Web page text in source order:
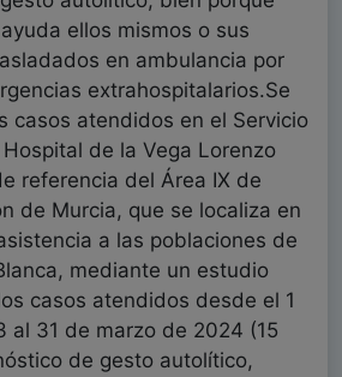
ellos mismos o sus
en ambulancia por
extrahospitalarios.Se
casos atendidos en el Servicio
de la Vega Lorenzo
referencia del Área IX de
de Murcia, que se localiza en
a las poblaciones de
mediante un estudio
casos atendidos desde el 1
al 31 de marzo de 2024 (15
de gesto autolítico,